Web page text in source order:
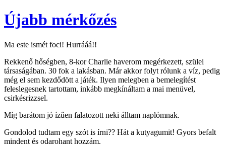
Újabb mérkőzés
Ma este ismét foci! Hurrááá!!
Rekkenő hőségben, 8-kor Charlie haverom megérkezett, szülei
társaságában. 30 fok a lakásban. Már akkor folyt rólunk a víz, pedig
még el sem kezdődött a játék. Ilyen melegben a bemelegítést
feleslegesnek tartottam, inkább megkínáltam a mai menüvel,
csirkésrizzsel.
Míg barátom jó ízűen falatozott neki álltam naplómnak.
Gondolod tudtam egy szót is írni?? Hát a kutyagumit! Gyors befalt
mindent és odarohant hozzám.